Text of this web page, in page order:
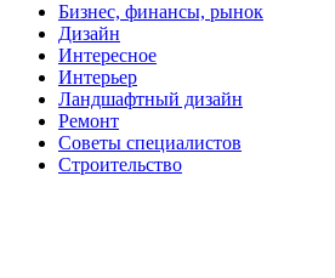
Бизнес, финансы, рынок
Дизайн
Интересное
Интерьер
Ландшафтный дизайн
Ремонт
Советы специалистов
Строительство